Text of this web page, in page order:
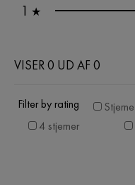
1 ★
VISER 0 UD AF 0
Filter by rating Stjerne
4 stjerner